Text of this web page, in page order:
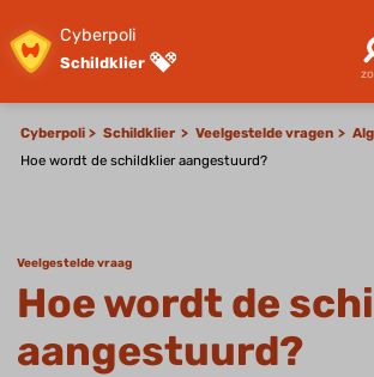
Cyberpoli
Schildklier
Cyberpoli Schildklier Veelgestelde vragen
Hoe wordt de schildklier aangestuurd?
Veelgestelde vraag
Hoe wordt de
aangestuurd?